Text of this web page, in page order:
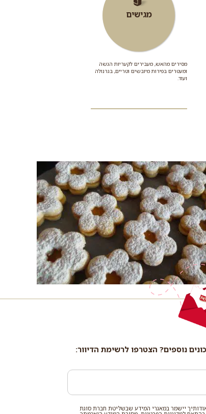
מגישים
מסירים מהאש, מעבירים לקעריות הגשה
ומעטרים בפירות מיובשים וטריים, בגרנולה
ועוד.
נוספים? הצטרפו לרשימת הדיוור:
יישמר במאגרי המידע שבשליטת חברת סוגת